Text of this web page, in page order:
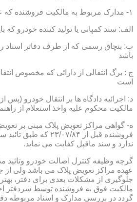
۱- مدارک مربوط به مالکیت فروشنده که عبارتند از
الف: سند کمپانی یا تولید کننده خودرو که
ب: بنچاق رسمی که از طرف دفاتر اسناد
باشد
ج : برگ انتقالی از دارائی که مخصوص
است
د: اجرائیه دادگاه ها بر انتقال خودرو (پس
مالکیت محکوم علیه واخذ استعلام از
ه- گواهی مراکز تعویض پلاک مبنی بر
فروشنده قبل از ۲۳/۰۷/۸۴
ندارد و سند ماقبل کفایت می نماید.
عهده مراکز تعویض پلاک می باشد ولی
جلوگیری از مشکلات بعدی برای دفتر،
مالکیت فوق به فروشنده توسط سردفتر
گردد در بررسی مدارک و اسناد مربوطه